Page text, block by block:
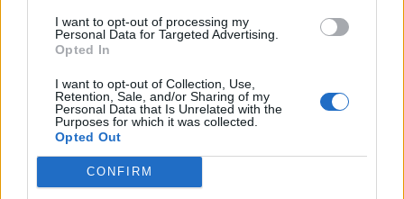
I want to opt-out of processing my
Personal Data for Targeted Advertising.
Opted In
I want to opt-out of Collection, Use,
Retention, Sale, and/or Sharing of my
Personal Data that Is Unrelated with the
Purposes for which it was collected.
Opted Out
CONFIRM
zona offensiva fanno sperare Baselli e compagni
che, però, in pieno recupero devono arrendersi
alla legge di Higuain: entrato in campo nella
ripresa, il Pipita riceve al limite, trova lo spazio
per il tiro, e beffa Hart con un tiro rasoterra alla
destra dell'inglese. E' la rete che di fatto chiude
il match.